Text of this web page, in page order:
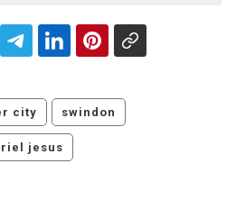
city swindon
jesus